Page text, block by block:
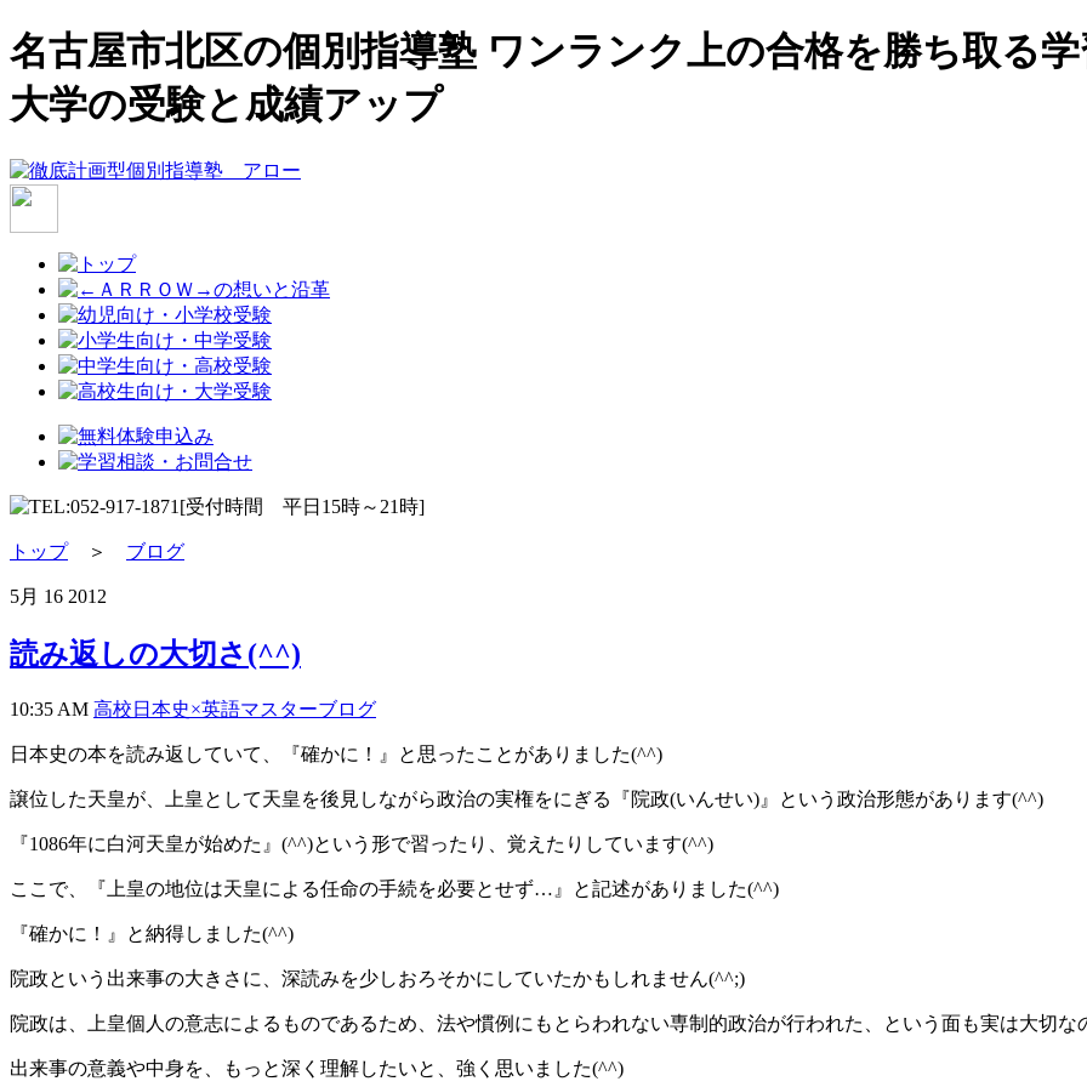
名古屋市北区の個別指導塾 ワンランク上の合格を勝ち取る学
大学の受験と成績アップ
トップ＞ ブログ
5月 16 2012
読み返しの大切さ(^^)
10:35 AM 高校日本史×英語マスターブログ
日本史の本を読み返していて、『確かに！』と思ったことがありました(^^)
譲位した天皇が、上皇として天皇を後見しながら政治の実権をにぎる『院政(いんせい)』という政治形態があります(^^)
『1086年に白河天皇が始めた』(^^)という形で習ったり、覚えたりしています(^^)
ここで、『上皇の地位は天皇による任命の手続を必要とせず…』と記述がありました(^^)
『確かに！』と納得しました(^^)
院政という出来事の大きさに、深読みを少しおろそかにしていたかもしれません(^^;)
院政は、上皇個人の意志によるものであるため、法や慣例にもとらわれない専制的政治が行われた、という面も実は大切な
出来事の意義や中身を、もっと深く理解したいと、強く思いました(^^)